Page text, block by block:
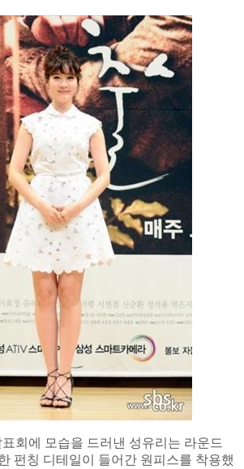
회에 모습을 드러낸 성유리는 라운드
펀칭 디테일이 들어간 원피스를 착용했